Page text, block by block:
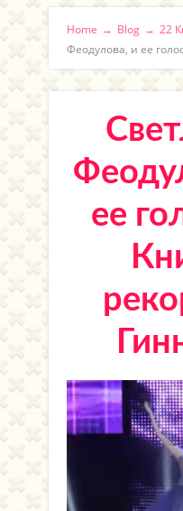
Home → Blog → 22
Феодулова, и ее
ее